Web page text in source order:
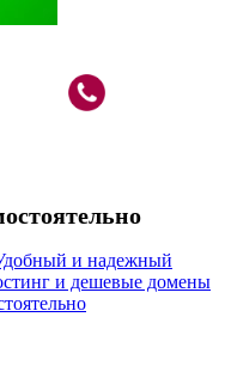
и надежный
и дешевые домены